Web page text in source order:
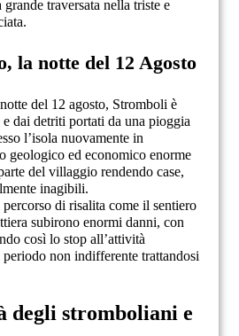
traversata nella triste e
la notte del 12 Agosto
del 12 agosto, Stromboli è
dai detriti portati da una pioggia
l’isola nuovamente in
geologico ed economico enorme
del villaggio rendendo case,
inagibili.
di risalita come il sentiero
subirono enormi danni, con
così lo stop all’attività
non indifferente trattandosi
degli stromboliani e